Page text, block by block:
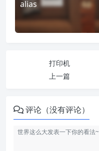
alias
打印机
上一篇
评论（没有评论）